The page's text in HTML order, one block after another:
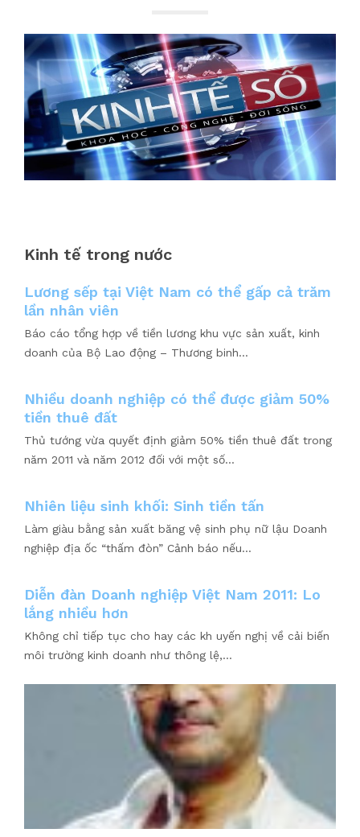
Kinh tế trong nước
Lương sếp tại Việt Nam có thể gấp cả trăm
lần nhân viên
Báo cáo tổng hợp về tiền lương khu vực sản xuất, kinh
doanh của Bộ Lao động – Thương binh...
Nhiều doanh nghiệp có thể được giảm 50%
tiền thuê đất
Thủ tướng vừa quyết định giảm 50% tiền thuê đất trong
năm 2011 và năm 2012 đối với một số...
Nhiên liệu sinh khối: Sinh tiền tấn
Làm giàu bằng sản xuất băng vệ sinh phụ nữ lậu Doanh
nghiệp địa ốc “thấm đòn” Cảnh báo nếu...
Diễn đàn Doanh nghiệp Việt Nam 2011: Lo
lắng nhiều hơn
Không chỉ tiếp tục cho hay các kh uyến nghị về cải biến
môi trường kinh doanh như thông lệ,...